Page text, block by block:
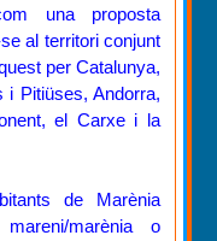
una proposta
al territori conjunt
per Catalunya,
Pitiüses, Andorra,
el Carxe i la
de Marènia
mareni/marènia o